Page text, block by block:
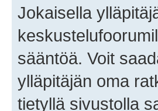
Jokaisella
sääntöä. Voit
ylläpitäjän oma
tietyllä sivustolla